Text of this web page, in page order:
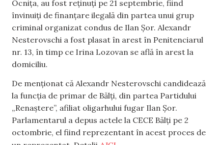
Ocnița, au fost reținuți pe 21 septembrie, fiind
învinuiți de finanțare ilegală din partea unui grup
criminal organizat condus de Ilan Șor. Alexandr
Nesterovschi a fost plasat în arest în Penitenciarul
nr. 13, în timp ce Irina Lozovan se află în arest la
domiciliu.
De menționat că Alexandr Nesterovschi candidează
la funcția de primar de Bălți, din partea Partidului
„Renaștere”, afiliat oligarhului fugar Ilan Șor.
Parlamentarul a depus actele la CECE Bălți pe 2
octombrie, el fiind reprezentant în acest proces de